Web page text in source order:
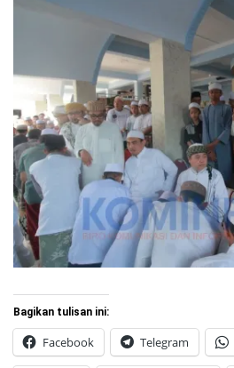
Bagikan tulisan ini:
Facebook Telegram